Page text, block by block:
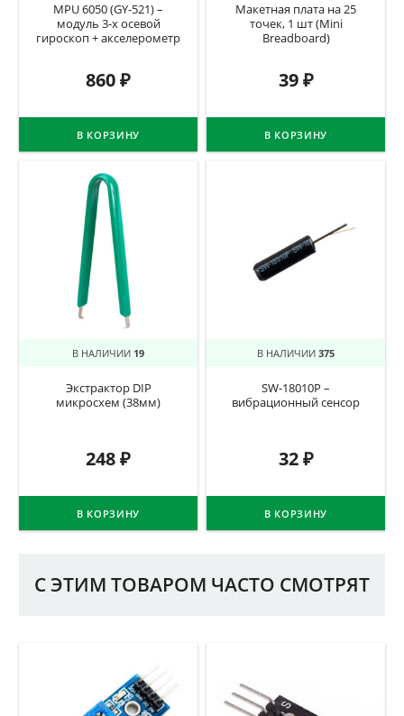
MPU 6050 (GY-521) –
модуль 3-х осевой
гироскоп + акселерометр
860₽
В КОРЗИНУ
Макетная плата на 25
точек, 1 шт (Mini
Breadboard)
39₽
В КОРЗИНУ
В НАЛИЧИИ 19
Экстрактор DIP
микросхем (38мм)
248₽
В КОРЗИНУ
В НАЛИЧИИ 375
SW-18010P –
вибрационный сенсор
32₽
В КОРЗИНУ
С ЭТИМ ТОВАРОМ ЧАСТО СМОТРЯТ